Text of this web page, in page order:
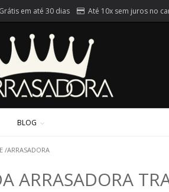
em até 30 dias Até 10x sem juros no
BLOG
/ARRASADORA
ARRASADORA